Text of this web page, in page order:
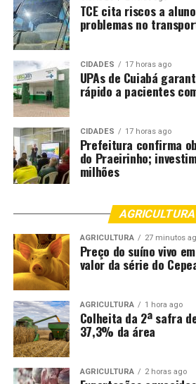
internacional/arquivos/
Posto de atendimento do TJMT
Marechal Rondon – Funciona das
segunda a sexta e 24 horas aos
feriado, pelo telefone (65) 9 9972-
localizada próximo ao elevador do
sala da Polícia Federal.
Além do plantão da Infância e
questões de viagens de menores, o
consumidor que tenha problemas
exemplo, overbooking ou preterição
Autor: Celly Silva
Fotografo:
Departamento: Coordenadoria de
TJMT
Email:[email protected]
TCE cita riscos a
problemas no
CIDADES 17 horas ago
UPAs de Cuiabá
rápido a pacientes
CIDADES 17 horas ago
Prefeitura confirma
do Praeirinho;
milhões
AGRICULTURA
AGRICULTURA 27 minutos
Preço do suíno vivo
valor da série do
AGRICULTURA 1 hora ago
Colheita da 2ª safra
37,3% da área
AGRICULTURA 2 horas ago